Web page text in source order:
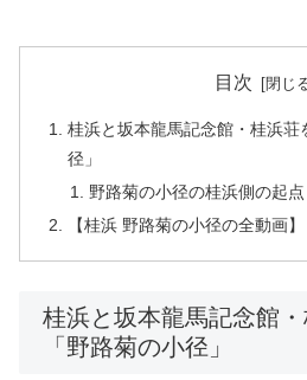
目次
桂浜と坂本龍馬記念館・桂浜荘
径」
野路菊の小径の桂浜側の起点
【桂浜 野路菊の小径の全動画】
桂浜と坂本龍馬記念館
「野路菊の小径」